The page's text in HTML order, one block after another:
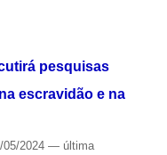
pesquisas
escravidão e na
2024 — última